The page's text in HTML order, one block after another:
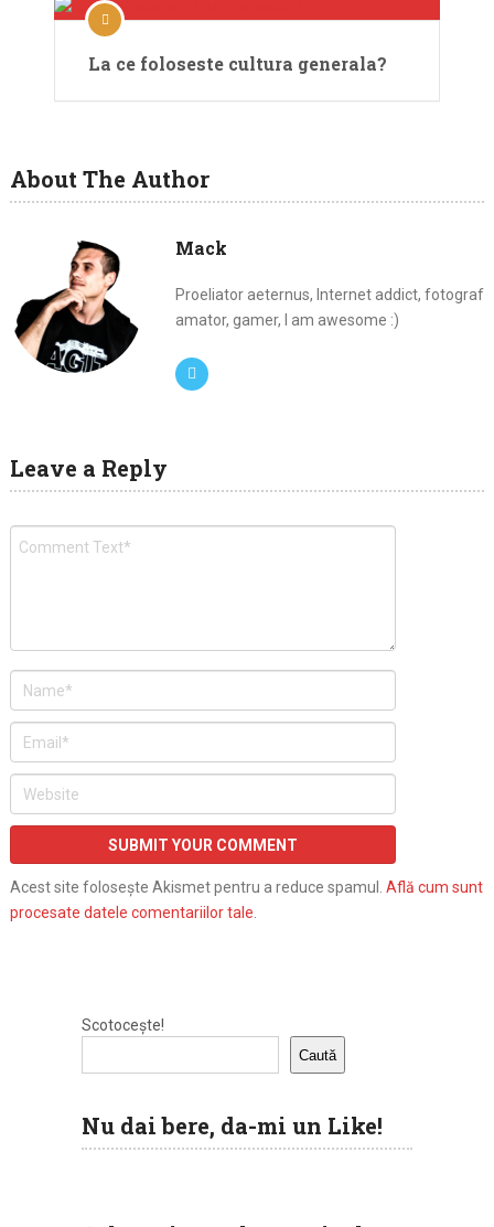
La ce foloseste cultura generala?
About The Author
Mack
Proeliator aeternus, Internet addict, fotograf
amator, gamer, I am awesome :)
Leave a Reply
Acest site folosește Akismet pentru a reduce spamul. Află cum sunt
procesate datele comentariilor tale
Scotocește!
Caută
Nu dai bere, da-mi un Like!